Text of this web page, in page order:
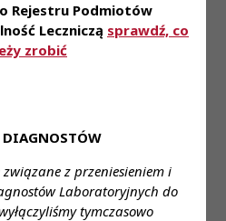
Rejestru Podmiotów
Leczniczą sprawdź, co
zrobić
DIAGNOSTÓW
z przeniesieniem i
Laboratoryjnych do
tymczasowo
2/2026 już jest!